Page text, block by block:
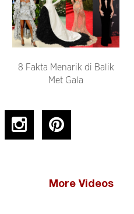
8 Fakta Menarik di Balik
Met Gala
More Videos